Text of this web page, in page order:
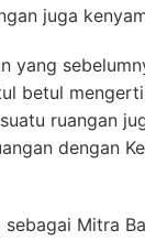
juga
yang
betul
ruangan
dengan
Mitra